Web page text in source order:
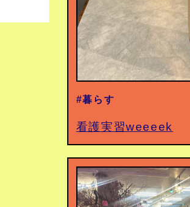
#暮らす
看護実習weeeek